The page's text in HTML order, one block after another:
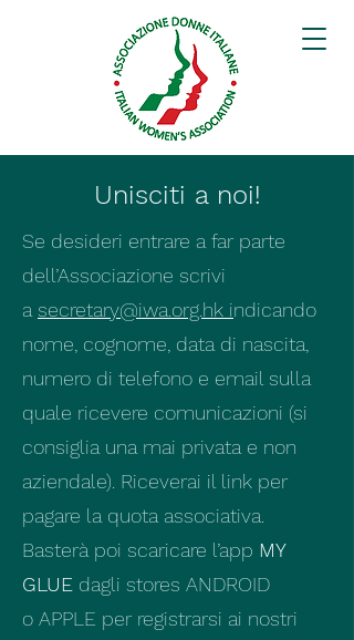
Unisciti a noi!
Se desideri entrare a far parte
dell’Associazione scrivi
a secretary@iwa.org.hk indicando
nome, cognome, data di nascita,
numero di telefono e email sulla
quale ricevere comunicazioni (si
consiglia una mai privata e non
aziendale). Riceverai il link per
pagare la quota associativa.
Basterà poi scaricare l’app MY
GLUE dagli stores ANDROID
o APPLE per registrarsi ai nostri